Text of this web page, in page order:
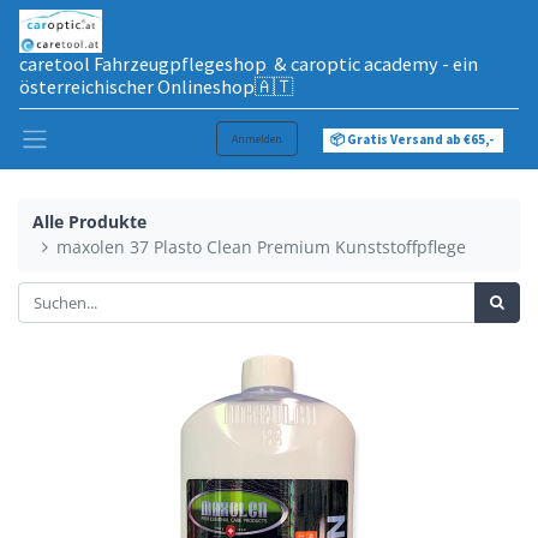
caretool Fahrzeugpflegeshop & caroptic academy - ein
österreichischer Onlineshop🇦🇹
Anmelden 📦 Gratis Versand ab €65,-
Alle Produkte
maxolen 37 Plasto Clean Premium Kunststoffpflege